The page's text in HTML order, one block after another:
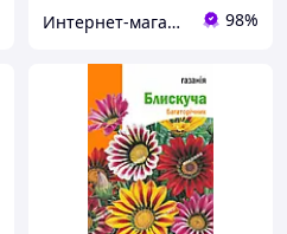
Интернет-магазин "Лавка садовода" 98%